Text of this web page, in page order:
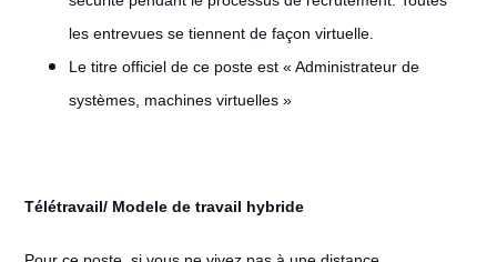
les entrevues se tiennent de façon virtuelle.
Le titre officiel de ce poste est « Administrateur de
systèmes, machines virtuelles »
Télétravail/ Modele de travail hybride